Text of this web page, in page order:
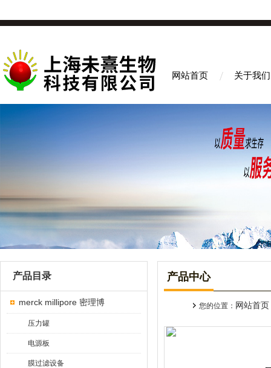
网站首页 关于我们
产品目录
merck millipore 密理博
压力罐
电源板
膜过滤设备
产品中心
您的位置： 网站首页